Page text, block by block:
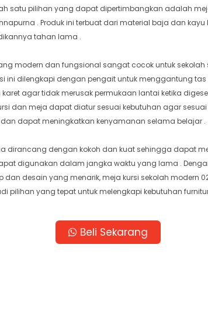
satu pilihan yang dapat dipertimbangkan adalah
. Produk ini terbuat dari material baja dan kayu
tahan lama .
modern dan fungsional sangat cocok untuk sekolah
ini dilengkapi dengan pengait untuk menggantung
agar tidak merusak permukaan lantai ketika
dan meja dapat diatur sesuai kebutuhan agar
dapat meningkatkan kenyamanan selama belajar .
dirancang dengan kokoh dan kuat sehingga dapat
digunakan dalam jangka waktu yang lama .
dan desain yang menarik, meja kursi sekolah modern
pilihan yang tepat untuk melengkapi kebutuhan
Beli Sekarang